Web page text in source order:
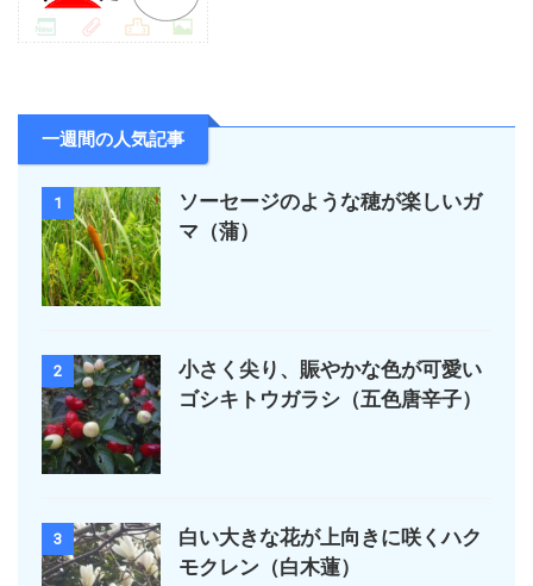
一週間の人気記事
1
ソーセージのような穂が楽しいガ
マ（蒲）
2
小さく尖り、賑やかな色が可愛い
ゴシキトウガラシ（五色唐辛子）
3
白い大きな花が上向きに咲くハク
モクレン（白木蓮）